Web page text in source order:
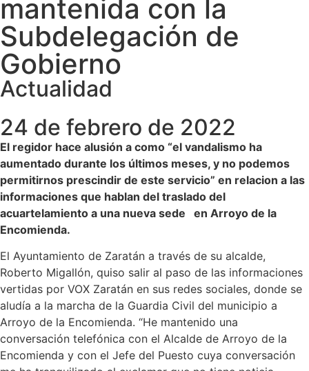
mantenida con la
Subdelegación de
Gobierno
Actualidad
24 de febrero de 2022
El regidor hace alusión a como “el vandalismo ha
aumentado durante los últimos meses, y no podemos
permitirnos prescindir de este servicio” en relacion a las
informaciones que hablan del traslado del
acuartelamiento a una nueva sede en Arroyo de la
Encomienda.
El Ayuntamiento de Zaratán a través de su alcalde,
Roberto Migallón, quiso salir al paso de las informaciones
vertidas por VOX Zaratán en sus redes sociales, donde se
aludía a la marcha de la Guardia Civil del municipio a
Arroyo de la Encomienda. “He mantenido una
conversación telefónica con el Alcalde de Arroyo de la
Encomienda y con el Jefe del Puesto cuya conversación